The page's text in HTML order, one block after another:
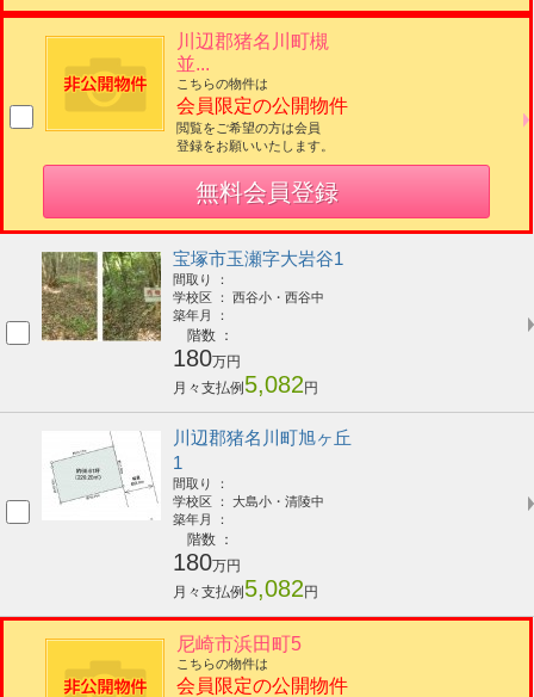
川辺郡猪名川町槻
並...
こちらの物件は
会員限定の公開物件
閲覧をご希望の方は会員
登録をお願いいたします。
無料会員登録
宝塚市玉瀬字大岩谷1
間取り ：
学校区 ： 西谷小・西谷中
築年月 ：
階数 ：
180万円
月々支払例 5,082 円
川辺郡猪名川町旭ヶ丘
1
間取り ：
学校区 ： 大島小・清陵中
築年月 ：
階数 ：
180万円
月々支払例 5,082 円
尼崎市浜田町5
こちらの物件は
会員限定の公開物件